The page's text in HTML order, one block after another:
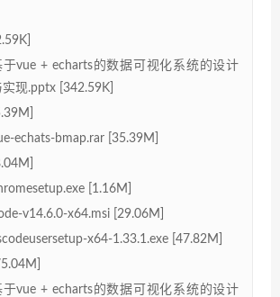
于vue + echarts的数据可视化系统的设计
实现.pptx [342.59K]
echats-bmap.rar [35.39M]
[1.16M]
v14.6.0-x64.msi [29.06M]
x64-1.33.1.exe [47.82M]
于vue + echarts的数据可视化系统的设计